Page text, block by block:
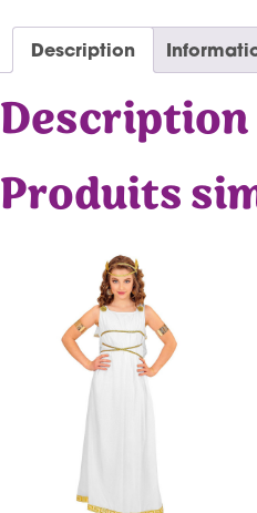
Description
Description
Produits